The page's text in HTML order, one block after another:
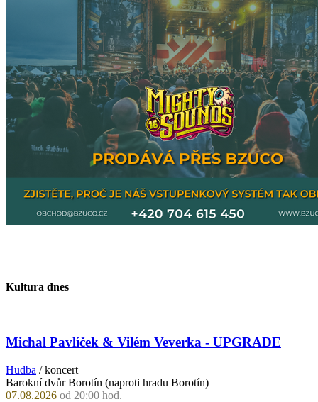
Kultura dnes
Michal Pavlíček & Vilém Veverka - UPGRADE
Hudba / koncert
Barokní dvůr Borotín (naproti hradu Borotín)
07.08.2026 od 20:00 hod.